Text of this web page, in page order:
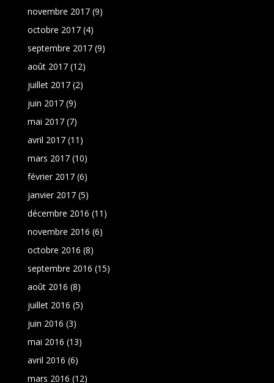
novembre 2017(9)
octobre 2017(4)
septembre 2017(9)
août 2017(12)
juillet 2017(2)
juin 2017(9)
mai 2017(7)
avril 2017(11)
mars 2017(10)
février 2017(6)
janvier 2017(5)
décembre 2016 (11)
novembre 2016 (6)
octobre 2016 (8)
septembre 2016 (15)
août 2016 (8)
juillet 2016 (5)
juin 2016 (3)
mai 2016 (13)
avril 2016 (6)
mars 2016 (12)